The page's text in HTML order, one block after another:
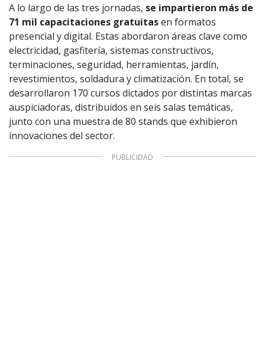
A lo largo de las tres jornadas, se impartieron más de
71 mil capacitaciones gratuitasen formatos
presencial y digital. Estas abordaron áreas clave como
electricidad, gasfitería, sistemas constructivos,
terminaciones, seguridad, herramientas, jardín,
revestimientos, soldadura y climatización. En total, se
desarrollaron 170 cursos dictados por distintas marcas
auspiciadoras, distribuidos en seis salas temáticas,
junto con una muestra de 80 stands que exhibieron
innovaciones del sector.